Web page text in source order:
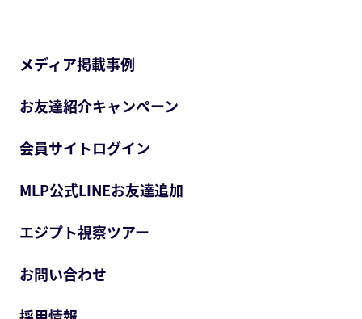
メディア掲載事例
お友達紹介キャンペーン
会員サイトログイン
MLP公式LINEお友達追加
エジプト視察ツアー
お問い合わせ